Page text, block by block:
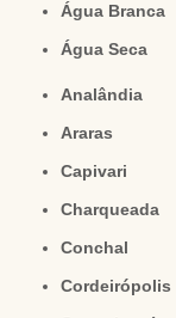
Água Branca
Água Seca
Analândia
Araras
Capivari
Charqueada
Conchal
Cordeirópolis